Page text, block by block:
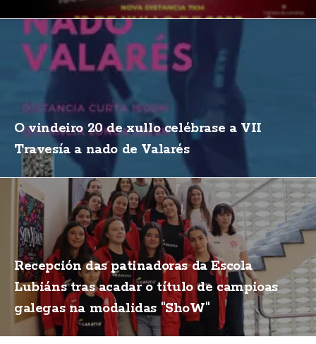
O vindeiro 20 de xullo celébrase a VII
Travesía a nado de Valarés
Recepción das patinadoras da Escola
Lubiáns tras acadar o título de campioas
galegas na modalidas "ShoW"